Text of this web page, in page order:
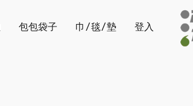
包包袋子 巾/毯/墊 登入